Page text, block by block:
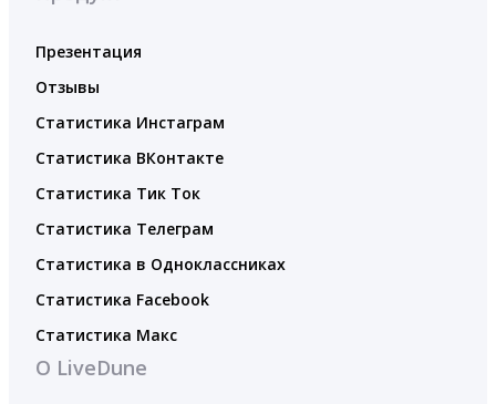
Презентация
Отзывы
Статистика Инстаграм
Статистика ВКонтакте
Статистика Тик Ток
Статистика Телеграм
Статистика в Одноклассниках
Статистика Facebook
Статистика Макс
О LiveDune